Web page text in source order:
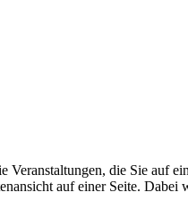
Veranstaltungen, die Sie auf
auf einer Seite.